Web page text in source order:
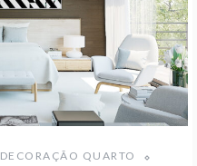
DECORAÇÃO QUARTO